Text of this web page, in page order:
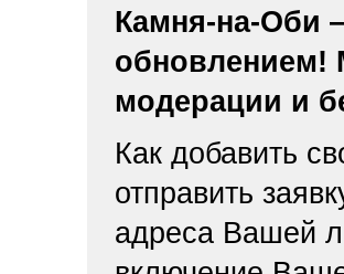
Камня-на-Оби
обновлением!
модерации и
Как добавить
отправить
адреса Вашей